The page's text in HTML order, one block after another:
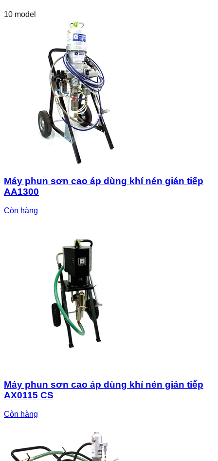
10 model
Máy phun sơn cao áp dùng khí nén gián tiếp
AA1300
Còn hàng
Máy phun sơn cao áp dùng khí nén gián tiếp
AX0115 CS
Còn hàng